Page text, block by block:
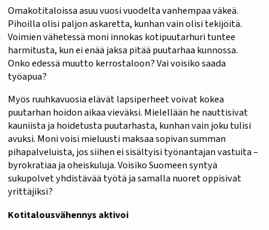
Omakotitaloissa asuu vuosi vuodelta vanhempaa väkeä.
Pihoilla olisi paljon askaretta, kunhan vain olisi tekijöitä.
Voimien vähetessä moni innokas kotipuutarhuri tuntee
harmitusta, kun ei enää jaksa pitää puutarhaa kunnossa.
Onko edessä muutto kerrostaloon? Vai voisiko saada
työapua?
Myös ruuhkavuosia elävät lapsiperheet voivat kokea
puutarhan hoidon aikaa vieväksi. Mielellään he nauttisivat
kauniista ja hoidetusta puutarhasta, kunhan vain joku tulisi
avuksi. Moni voisi mieluusti maksaa sopivan summan
pihapalveluista, jos siihen ei sisältyisi työnantajan vastuita –
byrokratiaa ja oheiskuluja. Voisiko Suomeen syntyä
sukupolvet yhdistävää työtä ja samalla nuoret oppisivat
yrittäjiksi?
Kotitalousvähennys aktivoi